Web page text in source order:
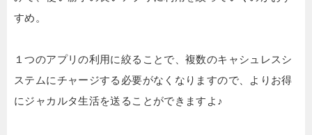
すめ。
１つのアプリの利用に絞ることで、複数のキャシュレスシ
ステムにチャージする必要がなくなりますので、よりお得
にジャカルタ生活を送ることができますよ♪